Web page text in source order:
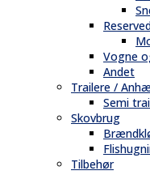
Vogne
Andet
Trailere /
Semi
Skovbrug
Tilbehør